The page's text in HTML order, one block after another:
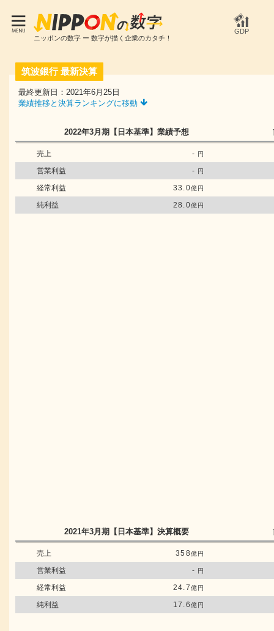
ニッポンの数字 ー 数字が描く企業のカタチ！
GDP
筑波銀行最新決算
最終更新日：2021年6月25日
業績推移と決算ランキングに移動
2022年3月期 【日本基準】 業績予想
売上 - 円
営業利益 - 円
経常利益 33.0億円
純利益 28.0億円
2021年3月期 【日本基準】 決算概要
売上 358億円
営業利益 - 円
経常利益 24.7億円
純利益 17.6億円